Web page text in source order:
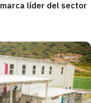
marca líder del sector